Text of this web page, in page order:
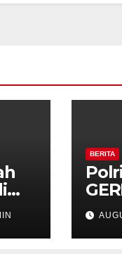
BERITA
di